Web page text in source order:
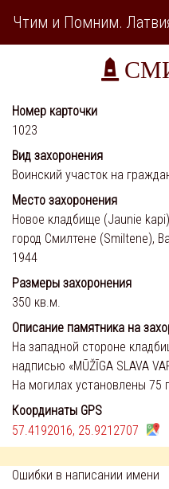
Чтим и Помним.
Номер карточки
1023
Вид захоронения
Воинский участок на
Место захоронения
Новое кладбище (Jaunie
город Смилтене (Smiltene),
1944
Размеры захоронения
350 кв.м.
Описание памятника на
На западной стороне
надписью «MŪŽĪGA SLAVA
На могилах установлены
Координаты GPS
57.4192016, 25.9212707
Ошибки в написании имени